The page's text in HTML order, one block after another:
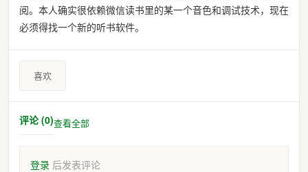
阅。本人确实很依赖微信读书里的某一个音色和调试技术，现在
必须得找一个新的听书软件。
喜欢
评论 (0)查看全部
登录 后发表评论